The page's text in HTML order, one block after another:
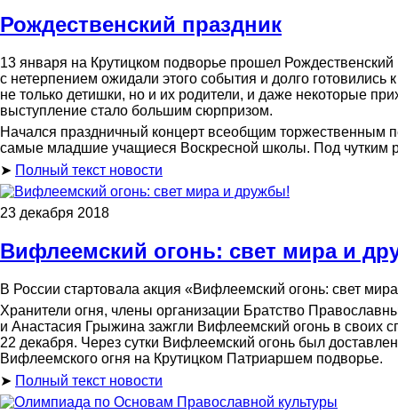
Рождественский праздник
13 января на Крутицком подворье прошел
с нетерпением ожидали этого события и долго готовились
не только детишки, но и их родители, и даже некоторые
выступление стало большим сюрпризом.
Начался праздничный концерт всеобщим торжественным
самые младшие учащиеся Воскресной школы. Под чутким
➤ Полный текст новости
23 декабря 2018
Вифлеемский огонь: свет мира и
В России стартовала акция «Вифлеемский огонь: свет
Хранители огня, члены организации Братство
и Анастасия Грыжина зажгли Вифлеемский огонь в своих
22 декабря. Через сутки Вифлеемский огонь был
Вифлеемского огня на Крутицком Патриаршем подворье.
➤ Полный текст новости